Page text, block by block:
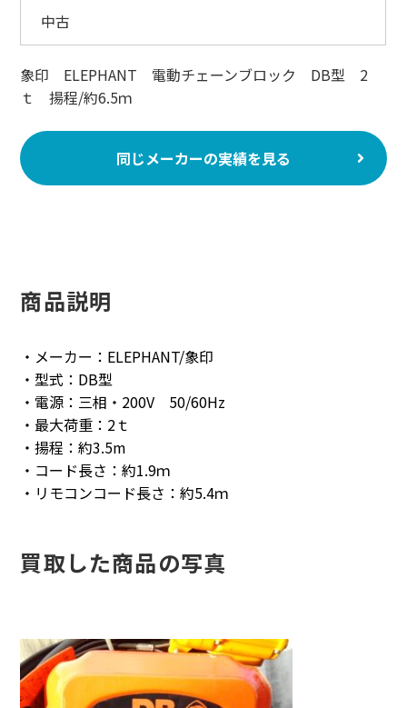
中古
象印 ELEPHANT 電動チェーンブロック DB型 2
ｔ 揚程/約6.5ｍ
同じメーカーの実績を見る
商品説明
・メーカー：ELEPHANT/象印
・型式：DB型
・電源：三相・200V 50/60Hz
・最大荷重：2ｔ
・揚程：約3.5m
・コード長さ：約1.9ｍ
・リモコンコード長さ：約5.4ｍ
買取した商品の写真